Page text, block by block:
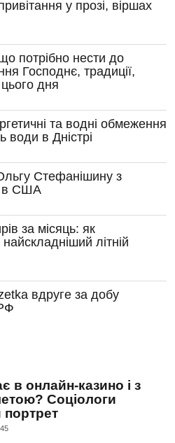
у прозі, віршах
потрібно нести до
Господнє, традиції,
дня
та водні обмеження
води в Дністрі
Стефанішину з
в США
за місяць: як
літній
вдруге за добу
в онлайн-казино і з
Соціологи
портрет